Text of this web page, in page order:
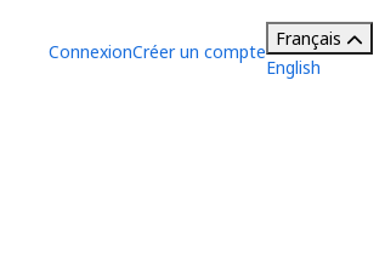
ConnexionCréer un compte
Français
English